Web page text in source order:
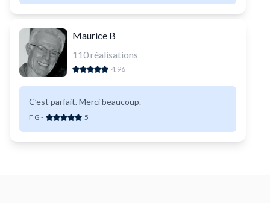
Maurice B
110réalisations
4.96
C’est parfait. Merci beaucoup.
F G - 5